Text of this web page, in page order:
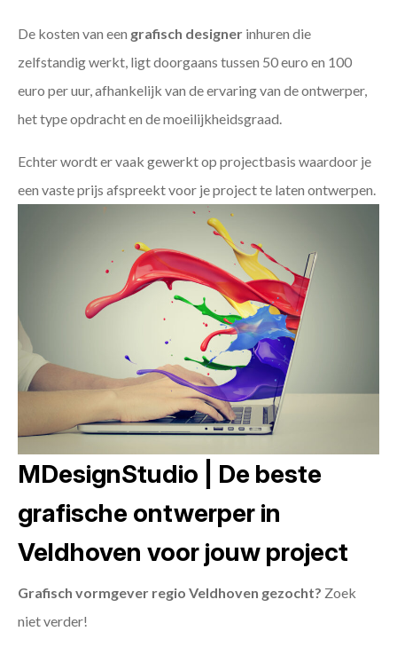
De kosten van een grafisch designer inhuren die
zelfstandig werkt, ligt doorgaans tussen 50 euro en 100
euro per uur, afhankelijk van de ervaring van de ontwerper,
het type opdracht en de moeilijkheidsgraad.
Echter wordt er vaak gewerkt op projectbasis waardoor je
een vaste prijs afspreekt voor je project te laten ontwerpen.
MDesignStudio | De beste
grafische ontwerper in
Veldhoven voor jouw project
Grafisch vormgever regio Veldhoven gezocht? Zoek
niet verder!